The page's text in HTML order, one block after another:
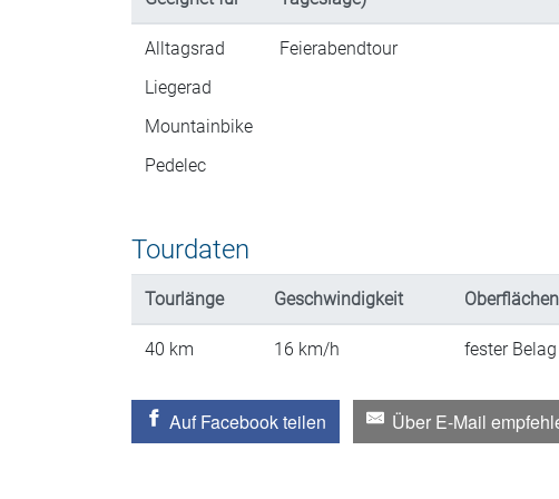
Alltagsrad
Liegerad
Mountainbike
Pedelec
Feierabendtour
Tourdaten
Tourlänge Geschwindigkeit
40 km 16 km/h fester Belag
Auf Facebook teilen Über E-Mail